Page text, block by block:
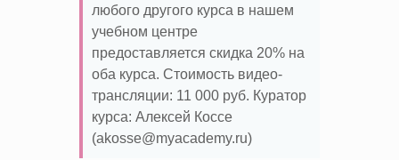
любого другого курса в нашем
учебном центре
предоставляется скидка 20% на
оба курса. Стоимость видео-
трансляции: 11 000 руб. Куратор
курса: Алексей Коссе
(akosse@myacademy.ru)